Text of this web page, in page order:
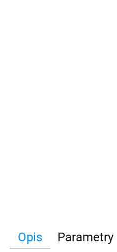
Opis Parametry